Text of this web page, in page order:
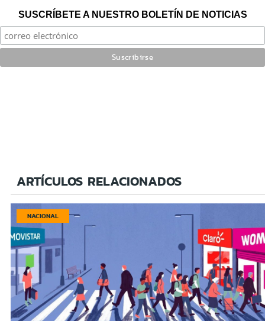
SUSCRÍBETE A NUESTRO BOLETÍN DE NOTICIAS
ARTÍCULOS RELACIONADOS
NACIONAL